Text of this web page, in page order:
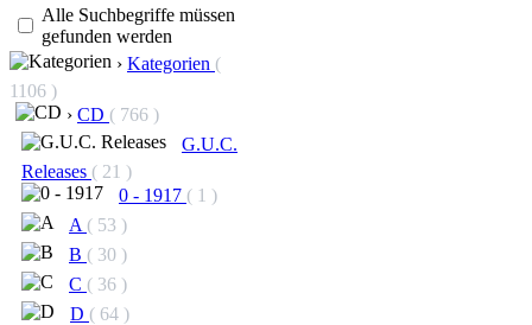
Alle Suchbegriffe müssen
gefunden werden
› Kategorien (
1106 )
› CD ( 766 )
G.U.C.
Releases ( 21 )
0 - 1917 ( 1 )
A ( 53 )
B ( 30 )
C ( 36 )
D ( 64 )